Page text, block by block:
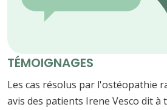
TÉMOIGNAGES
Les cas résolus par l'ostéopathie
avis des patients Irene Vesco dit à